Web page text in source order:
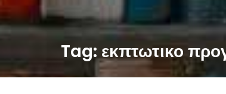
Tag: εκπτωτικο